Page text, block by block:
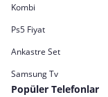
Kombi
Ps5 Fiyat
Ankastre Set
Samsung Tv
Popüler Telefonlar